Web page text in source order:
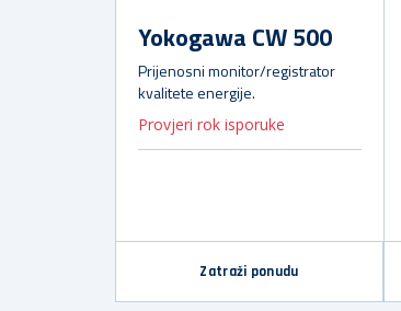
Yokogawa CW 500
Prijenosni monitor/registrator
kvalitete energije.
Provjeri rok isporuke
Zatraži ponudu